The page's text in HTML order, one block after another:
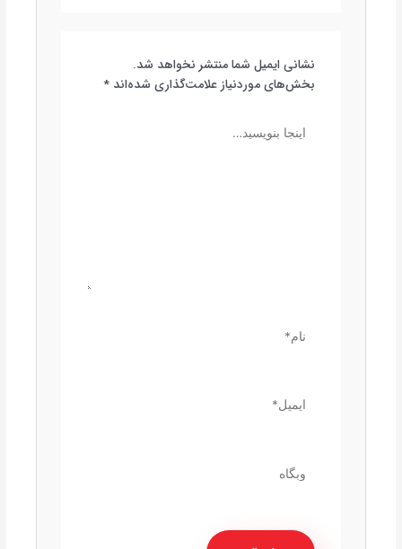
نشانی ایمیل شما منتشر نخواهد شد.
بخش‌های موردنیاز علامت‌گذاری شده‌اند*
بنویسید…
وبگاه